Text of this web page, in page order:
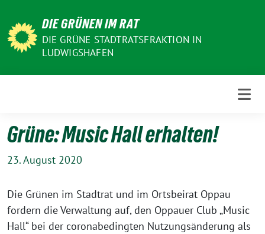
zum
Inhalt
DIE GRÜNEN IM RAT
DIE GRÜNE STADTRATSFRAKTION IN
LUDWIGSHAFEN
Grüne: Music Hall erhalten!
23. August 2020
Die Grünen im Stadtrat und im Ortsbeirat Oppau
fordern die Verwaltung auf, den Oppauer Club „Music
Hall“ bei der coronabedingten Nutzungsänderung als